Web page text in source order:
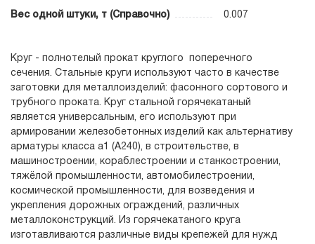
Вес одной штуки, т (Справочно) 0.007
Круг - полнотелый прокат круглого поперечного
сечения. Стальные круги используют часто в качестве
заготовки для металлоизделий: фасонного сортового и
трубного проката. Круг стальной горячекатаный
является универсальным, его используют при
армировании железобетонных изделий как альтернативу
арматуры класса а1 (А240), в строительстве, в
машиностроении, кораблестроении и станкостроении,
тяжёлой промышленности, автомобилестроении,
космической промышленности, для возведения и
укрепления дорожных ограждений, различных
металлоконструкций. Из горячекатаного круга
изготавливаются различные виды крепежей для нужд